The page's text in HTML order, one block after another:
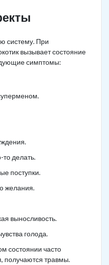
систему. При
вызывает состояние
симптомы:
делать.
поступки.
желания.
выносливость.
голода.
состоянии часто
получаются травмы.